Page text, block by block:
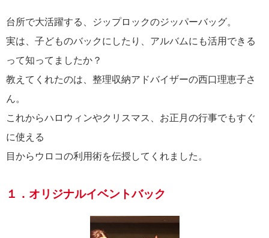
台所で大活躍する、ジップロックのジッパーバッグ。
実は、子どものバックにしたり、アルバムにも活用できる
って知ってましたか？
教えてくれたのは、整理収納アドバイザーの西口理恵子さ
ん。
これからハロウィンやクリスマス、お正月の行事でもすぐ
に使える
目からウロコの利用術を伝授してくれました。
１．オリジナルイベントバック